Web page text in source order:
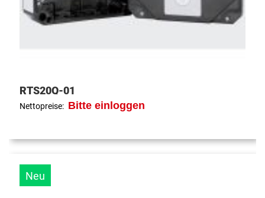
RTS20Q-01
Nettopreise: Bitte einloggen
Neu